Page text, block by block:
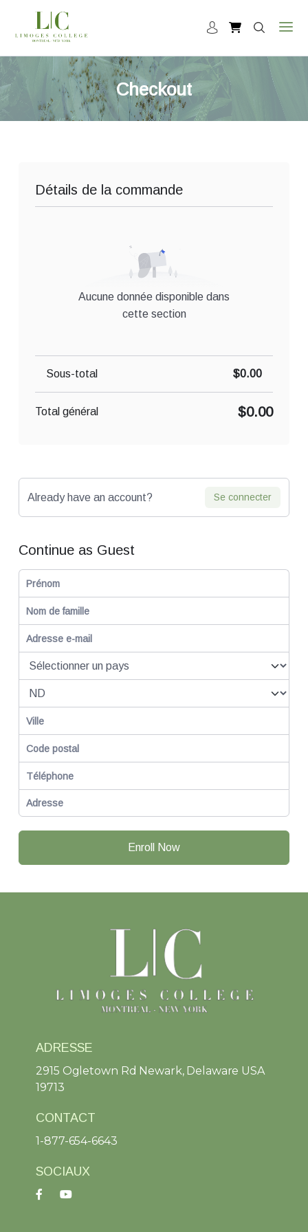
Checkout
Détails de la commande
Aucune donnée disponible dans
cette section
Sous-total $0.00
Total général $0.00
Already have an account? Se connecter
Continue as Guest
Enroll Now
ADRESSE
2915 Ogletown Rd Newark, Delaware USA
19713
CONTACT
1-877-654-6643
SOCIAUX